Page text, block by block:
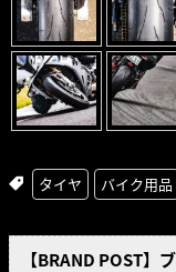
タイヤ バイク用品
【BRAND POST】